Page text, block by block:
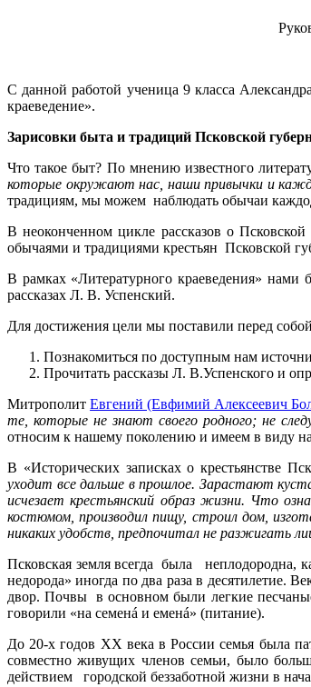
С данной работой ученица 9 класса
краеведение».
Зарисовки быта и традиций Псковской
Что такое быт? По мнению известного
которые окружают нас, наши привычки и
традициям, мы можем наблюдать обычаи
В неоконченном цикле рассказов о
обычаями и традициями крестьян Псковской
В рамках «Литературного краеведения» нами
рассказах Л. В. Успенский.
Для достижения цели мы поставили перед
Познакомиться по доступным нам
Прочитать рассказы Л. В.Успенского и
МитрополитЕвгений (Евфимий Алексеевич
те, которые не знают своего родного; не
относим к нашему поколению и имеем в виду
В «Исторических записках о крестьянстве
уходит все дальше в прошлое. Зарастают
исчезает крестьянский образ жизни. Что
костюмом, производил пищу, строил дом,
никаких удобств, предпочитал не разжигать
Псковская земля всегда была неплодородна,
недорода» иногда по два раза в десятилетие.
двор. Почвы в основном были легкие
говорили «на семенá и еменá» (питание).
До 20-х годов ХХ века в России семья была
совместно живущих членов семьи, было
действием городской беззаботной жизни в